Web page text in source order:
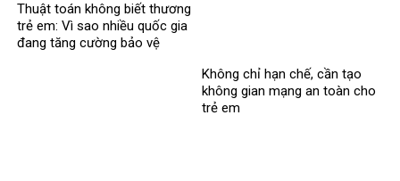
Thuật toán không biết thương
trẻ em: Vì sao nhiều quốc gia
đang tăng cường bảo vệ
Không chỉ hạn chế, cần tạo
không gian mạng an toàn cho
trẻ em